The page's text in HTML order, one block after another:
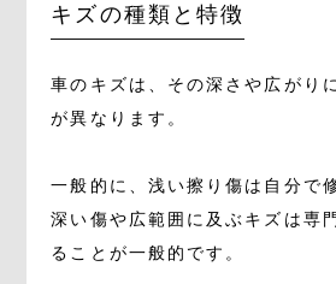
キズの種類と特徴
車のキズは、その深さや広がり
が異なります。
一般的に、浅い擦り傷は自分で
深い傷や広範囲に及ぶキズは専
ることが一般的です。